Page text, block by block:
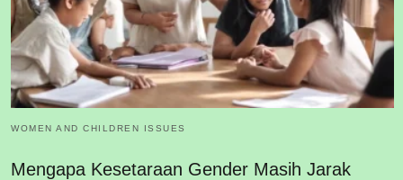
WOMEN AND CHILDREN ISSUES
Mengapa Kesetaraan Gender Masih Jarak